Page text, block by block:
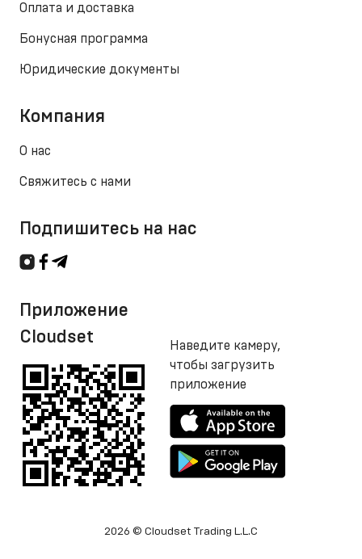
Оплата и доставка
Бонусная программа
Юридические документы
Компания
О нас
Свяжитесь с нами
Подпишитесь на нас
Приложение
Cloudset
Наведите камеру,
чтобы загрузить
приложение
2026 © Cloudset Trading L.L.C